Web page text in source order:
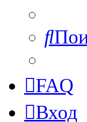
FAQ
Вход